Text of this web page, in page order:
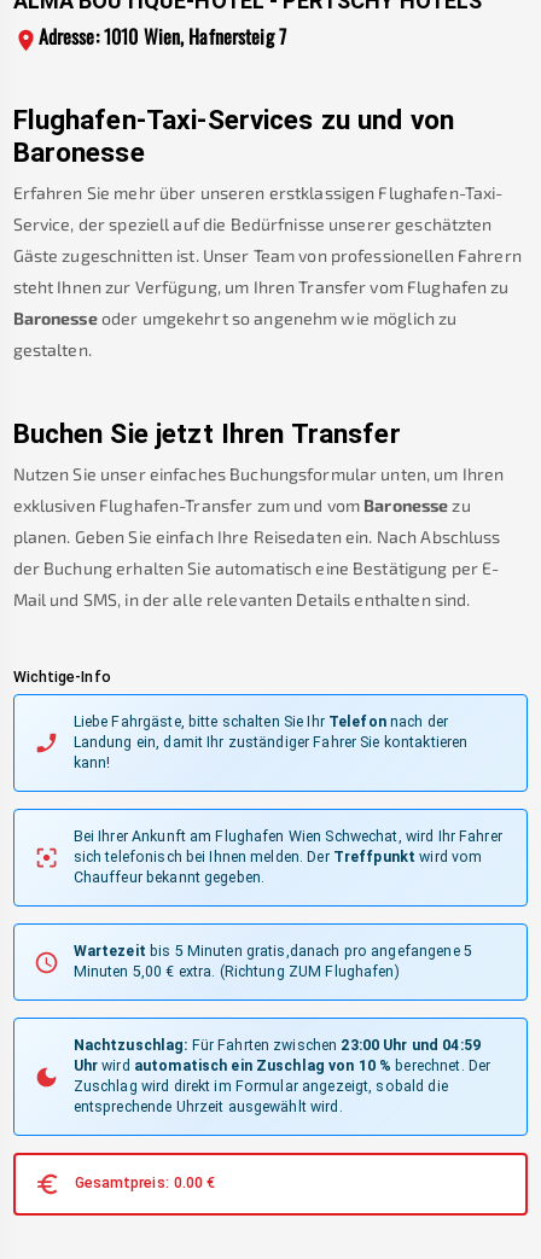
Adresse: 1010 Wien, Hafnersteig 7
Flughafen-Taxi-Services zu und von
Baronesse
Erfahren Sie mehr über unseren erstklassigen Flughafen-Taxi-
Service, der speziell auf die Bedürfnisse unserer geschätzten
Gäste zugeschnitten ist. Unser Team von professionellen Fahrern
steht Ihnen zur Verfügung, um Ihren Transfer vom Flughafen zu
Baronesseoder umgekehrt so angenehm wie möglich zu
gestalten.
Buchen Sie jetzt Ihren Transfer
Nutzen Sie unser einfaches Buchungsformular unten, um Ihren
exklusiven Flughafen-Transfer zum und vom Baronesse zu
planen. Geben Sie einfach Ihre Reisedaten ein. Nach Abschluss
der Buchung erhalten Sie automatisch eine Bestätigung per E-
Mail und SMS, in der alle relevanten Details enthalten sind.
Wichtige-Info
Liebe Fahrgäste, bitte schalten Sie Ihr Telefonnach der
Landung ein, damit Ihr zuständiger Fahrer Sie kontaktieren
kann!
Bei Ihrer Ankunft am Flughafen Wien Schwechat, wird Ihr Fahrer
sich telefonisch bei Ihnen melden. Der Treffpunkt wird vom
Chauffeur bekannt gegeben.
Wartezeit bis 5 Minuten gratis,danach pro angefangene 5
Minuten 5,00 € extra. (Richtung ZUM Flughafen)
Nachtzuschlag: Für Fahrten zwischen 23:00 Uhr und 04:59
Uhr wird automatisch ein Zuschlag von 10 % berechnet. Der
Zuschlag wird direkt im Formular angezeigt, sobald die
entsprechende Uhrzeit ausgewählt wird.
Gesamtpreis: 0.00 €